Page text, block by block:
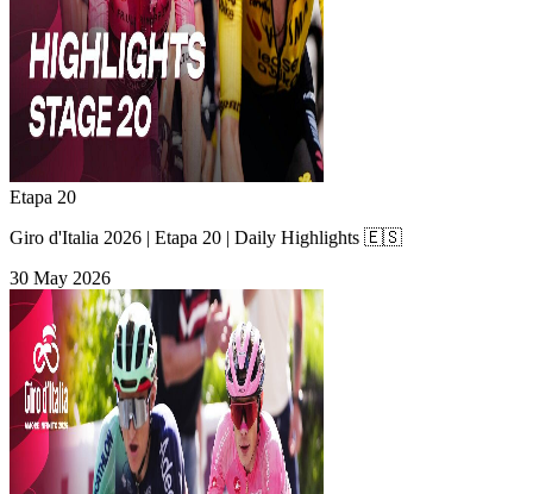
Etapa 20
Giro d'Italia 2026 | Etapa 20 | Daily Highlights 🇪🇸
30 May 2026